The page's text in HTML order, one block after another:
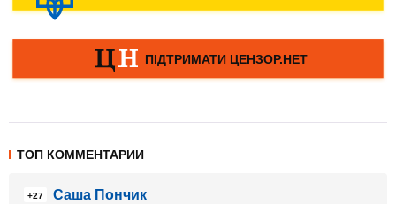
ТОП КОММЕНТАРИИ
+27
Саша Пончик